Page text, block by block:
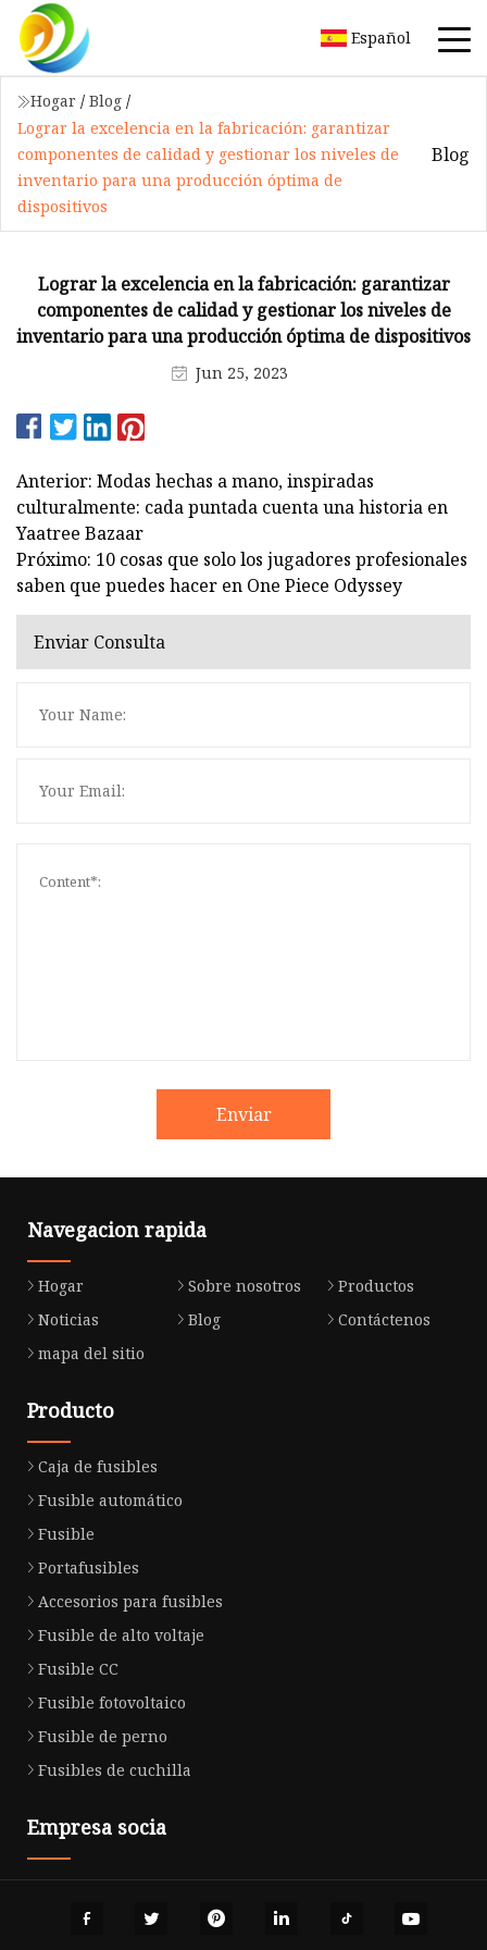
Español
Hogar / Blog /
Lograr la excelencia en la fabricación: garantizar
componentes de calidad y gestionar los niveles de
inventario para una producción óptima de
dispositivos
Blog
Lograr la excelencia en la fabricación: garantizar
componentes de calidad y gestionar los niveles de
inventario para una producción óptima de dispositivos
Jun 25, 2023
Anterior: Modas hechas a mano, inspiradas
culturalmente: cada puntada cuenta una historia en
Yaatree Bazaar
Próximo: 10 cosas que solo los jugadores profesionales
saben que puedes hacer en One Piece Odyssey
Enviar Consulta
Enviar
Navegacion rapida
Hogar Sobre nosotros
Productos
Noticias
Blog
Contáctenos
mapa del sitio
Producto
Caja de fusibles
Fusible automático
Fusible
Portafusibles
Accesorios para fusibles
Fusible de alto voltaje
Fusible CC
Fusible fotovoltaico
Fusible de perno
Fusibles de cuchilla
Empresa socia